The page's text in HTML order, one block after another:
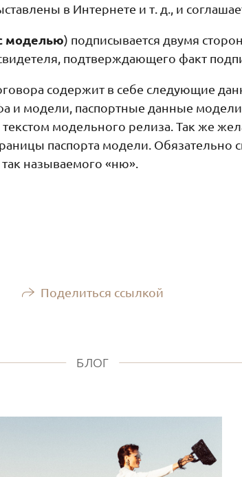
в Интернете и т. д., и
моделью) подписывается двумя
подтверждающего факт
содержит в себе следующие
и модели, паспортные данные модели
текстом модельного релиза. Так же
паспорта модели. Обязательно
называемого «ню».
Поделиться ссылкой
БЛОГ